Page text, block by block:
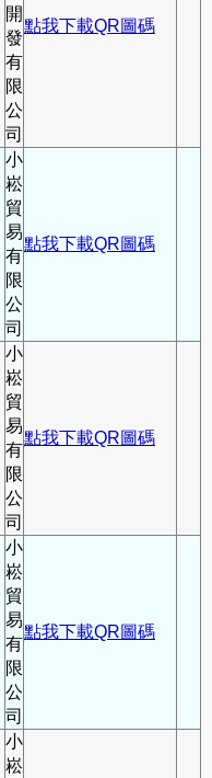
開
發
有
限
公
司
點我下載QR圖碼
小
崧
貿
易
有
限
公
司
點我下載QR圖碼
小
崧
貿
易
有
限
公
司
點我下載QR圖碼
小
崧
貿
易
有
限
公
司
點我下載QR圖碼
小
崧